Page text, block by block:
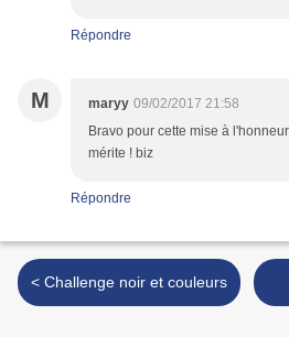
Répondre
M maryy 09/02/2017 21:58
Bravo pour cette mise à
mérite ! biz
Répondre
< Challenge noir et couleurs